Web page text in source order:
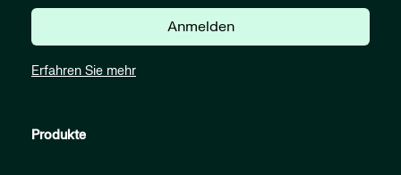
Anmelden
Erfahren Sie mehr
Produkte